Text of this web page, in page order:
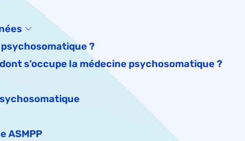
?
s’occupe la médecine psychosomatique ?
ASMPP